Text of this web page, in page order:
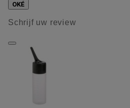
OKÉ
Schrijf uw review